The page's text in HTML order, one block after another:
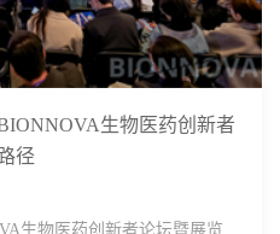
生物医药创新者
径
生物医药创新者论坛暨展览